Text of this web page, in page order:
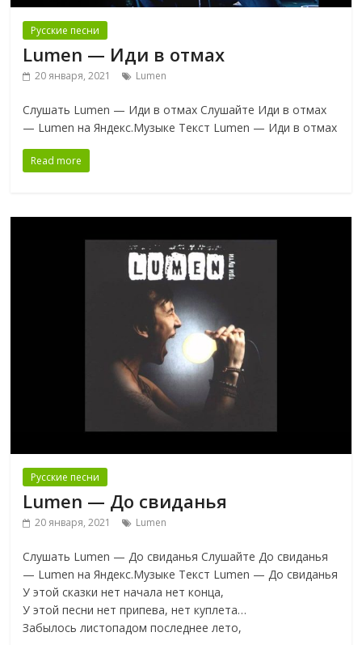
Русские песни
Lumen — Иди в отмах
20 января, 2021 Lumen
Слушать Lumen — Иди в отмах Слушайте Иди в отмах
— Lumen на Яндекс.Музыке Текст Lumen — Иди в отмах
Read more
Русские песни
Lumen — До свиданья
20 января, 2021 Lumen
Слушать Lumen — До свиданья Слушайте До свиданья
— Lumen на Яндекс.Музыке Текст Lumen — До свиданья
У этой сказки нет начала нет конца,
У этой песни нет припева, нет куплета…
Забылось листопадом последнее лето,